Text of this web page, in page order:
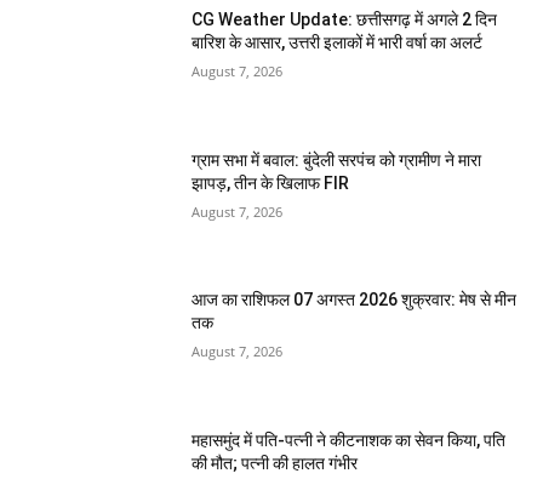
CG Weather Update: छत्तीसगढ़ में अगले 2 दिन
बारिश के आसार, उत्तरी इलाकों में भारी वर्षा का अलर्ट
August 7, 2026
ग्राम सभा में बवाल: बुंदेली सरपंच को ग्रामीण ने मारा
झापड़, तीन के खिलाफ FIR
August 7, 2026
आज का राशिफल 07 अगस्त 2026 शुक्रवार: मेष से मीन
तक
August 7, 2026
महासमुंद में पति-पत्नी ने कीटनाशक का सेवन किया, पति
की मौत; पत्नी की हालत गंभीर